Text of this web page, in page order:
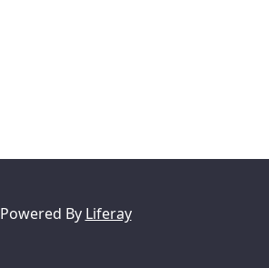
Powered By Liferay